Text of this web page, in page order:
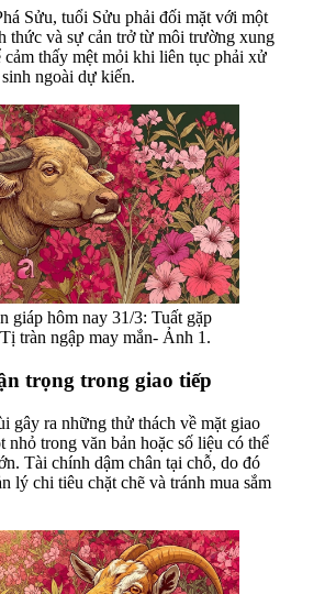
Sửu, tuổi Sửu phải đối mặt với một
thức và sự cản trở từ môi trường xung
cảm thấy mệt mỏi khi liên tục phải xử
ngoài dự kiến.
giáp hôm nay 31/3: Tuất gặp
tràn ngập may mắn- Ảnh 1.
trọng trong giao tiếp
gây ra những thử thách về mặt giao
nhỏ trong văn bản hoặc số liệu có thể
Tài chính dậm chân tại chỗ, do đó
lý chi tiêu chặt chẽ và tránh mua sắm